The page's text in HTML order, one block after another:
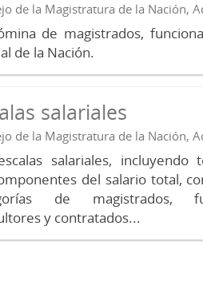
de la Magistratura de la Nación,
de magistrados,
de la Nación.
salariales
de la Magistratura de la Nación,
salariales,
del salario total,
de magistrados,
y contratados...